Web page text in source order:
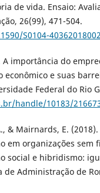
de vida. Ensaio:
26(99), 471-504.
S0104-
A importância do
econômico e suas
Federal do Rio
handle/10183/
& Mairnards, E. (2018).
em organizações sem
social e hibridismo:
de Administração de